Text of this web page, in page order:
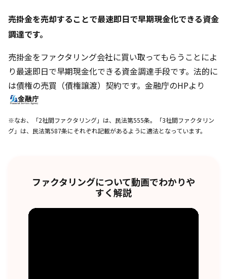
売掛金を売却することで最速即日で早期現金化できる資金
調達です。
売掛金をファクタリング会社に買い取ってもらうことによ
り最速即日で早期現金化できる資金調達手段です。法的に
は債権の売買（債権譲渡）契約です。金融庁のHPより
※なお、「2社間ファクタリング」は、民法第555条。「3社間ファクタリン
グ」は、民法第587条にそれぞれ記載があるように適法となっています。
ファクタリングについて動画でわかりや
すく解説